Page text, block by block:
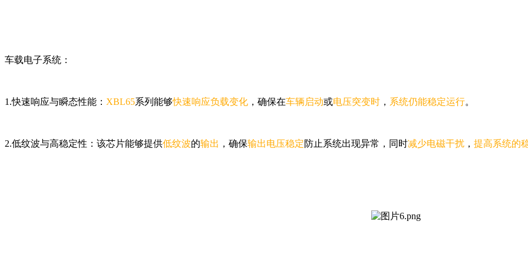
车载电子系统：
1.快速响应与瞬态性能： XBL65系列能够快速响应负载变化 ，确保在车辆启动或电压突变时 ， 系统仍能稳定运行。
2.低纹波与高稳定性：该芯片能够提供低纹波的输出 ，确保输出电压稳定防止系统出现异常，同时减少电磁干扰 ， 提高系统的